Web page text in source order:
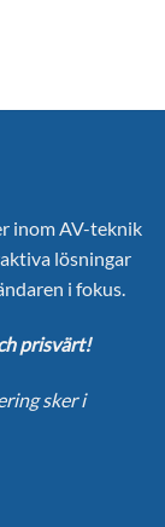
inom AV-teknik
lösningar
i fokus.
prisvärt!
sker i